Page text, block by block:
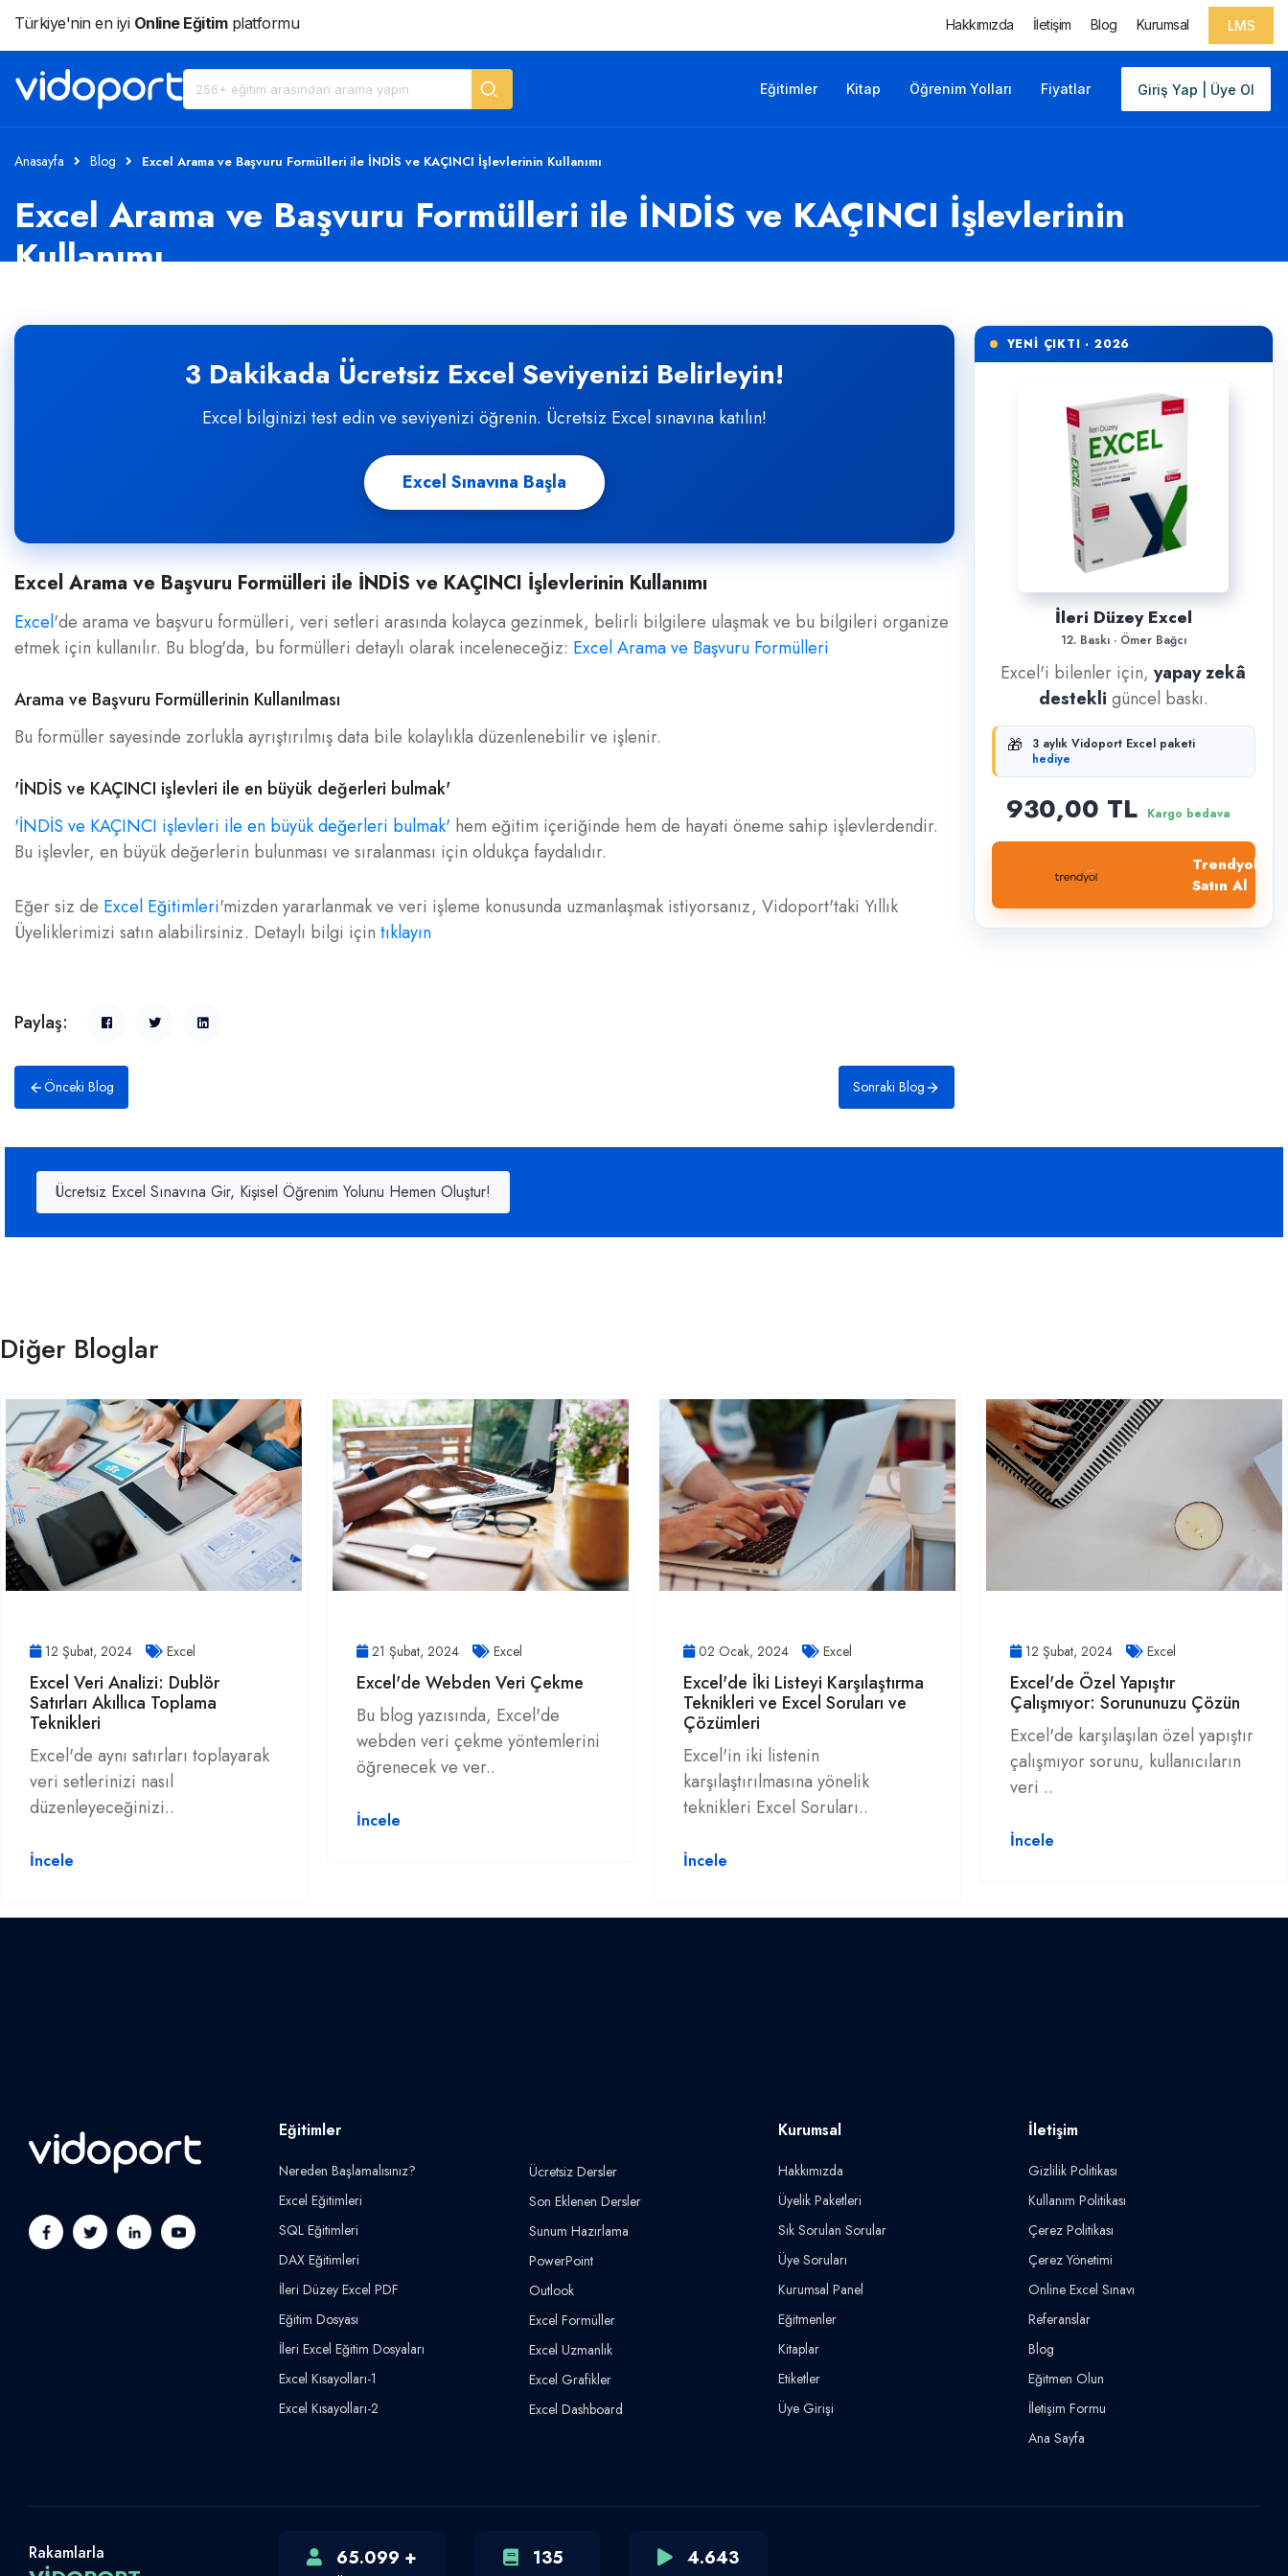
Türkiye'nin en iyi Online Eğitimplatformu Hakkımızda İletişim Blog Kurumsal LMS
Giriş Yap | Üye Ol
Eğitimler Kitap Öğrenim Yolları Fiyatlar
Anasayfa Blog Excel Arama ve Başvuru Formülleri ile İNDİS ve KAÇINCI İşlevlerinin Kullanımı
Excel Arama ve Başvuru Formülleri ile İNDİS ve KAÇINCI İşlevlerinin
Kullanımı
3 Dakikada Ücretsiz Excel Seviyenizi Belirleyin!
Excel bilginizi test edin ve seviyenizi öğrenin. Ücretsiz Excel sınavına katılın!
Excel Sınavına Başla
Excel Arama ve Başvuru Formülleri ile İNDİS ve KAÇINCI İşlevlerinin Kullanımı
Excel'de arama ve başvuru formülleri, veri setleri arasında kolayca gezinmek, belirli bilgilere ulaşmak ve bu bilgileri organize
etmek için kullanılır. Bu blog'da, bu formülleri detaylı olarak inceleneceğiz: Excel Arama ve Başvuru Formülleri
Arama ve Başvuru Formüllerinin Kullanılması
Bu formüller sayesinde zorlukla ayrıştırılmış data bile kolaylıkla düzenlenebilir ve işlenir.
'İNDİS ve KAÇINCI işlevleri ile en büyük değerleri bulmak'
'İNDİS ve KAÇINCI işlevleri ile en büyük değerleri bulmak' hem eğitim içeriğinde hem de hayati öneme sahip işlevlerdendir.
Bu işlevler, en büyük değerlerin bulunması ve sıralanması için oldukça faydalıdır.
Eğer siz de Excel Eğitimleri'mizden yararlanmak ve veri işleme konusunda uzmanlaşmak istiyorsanız, Vidoport'taki Yıllık
Üyeliklerimizi satın alabilirsiniz. Detaylı bilgi için tıklayın
Paylaş:
Önceki Blog Sonraki Blog
YENİ ÇIKTI · 2026
İleri Düzey Excel
12. Baskı · Ömer Bağcı
Excel'i bilenler için,yapay zekâ
destekli güncel baskı.
🎁
3 aylık Vidoport Excel paketi
hediye
930,00 TL Kargo bedava
Trendyol'dan
Satın Al
Ücretsiz Excel Sınavına Gir, Kişisel Öğrenim Yolunu Hemen Oluştur!
Diğer Bloglar
12 Şubat, 2024 Excel
Excel Veri Analizi: Dublör
Satırları Akıllıca Toplama
Teknikleri
Excel'de aynı satırları toplayarak
veri setlerinizi nasıl
düzenleyeceğinizi..
İncele
21 Şubat, 2024 Excel
Excel'de Webden Veri Çekme
Bu blog yazısında, Excel'de
webden veri çekme yöntemlerini
öğrenecek ve ver..
İncele
02 Ocak, 2024 Excel
Excel'de İki Listeyi Karşılaştırma
Teknikleri ve Excel Soruları ve
Çözümleri
Excel'in iki listenin
karşılaştırılmasına yönelik
teknikleri Excel Soruları..
İncele
12 Şubat, 2024 Excel
Excel'de Özel Yapıştır
Çalışmıyor: Sorununuzu Çözün
Excel'de karşılaşılan özel yapıştır
çalışmıyor sorunu, kullanıcıların
veri ..
İncele
Eğitimler
Nereden Başlamalısınız?
Excel Eğitimleri
SQL Eğitimleri
DAX Eğitimleri
İleri Düzey Excel PDF
Eğitim Dosyası
İleri Excel Eğitim Dosyaları
Excel Kısayolları-1
Excel Kısayolları-2
Ücretsiz Dersler
Son Eklenen Dersler
Sunum Hazırlama
PowerPoint
Outlook
Excel Formüller
Excel Uzmanlık
Excel Grafikler
Excel Dashboard
Kurumsal
Hakkımızda
Üyelik Paketleri
Sık Sorulan Sorular
Üye Soruları
Kurumsal Panel
Eğitmenler
Kitaplar
Etiketler
Üye Girişi
İletişim
Gizlilik Politikası
Kullanım Politikası
Çerez Politikası
Çerez Yönetimi
Online Excel Sınavı
Referanslar
Blog
Eğitmen Olun
İletişim Formu
Ana Sayfa
Rakamlarla 65.099 + 135 4.643